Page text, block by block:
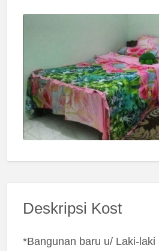
Deskripsi Kost
*Bangunan baru u/ Laki-laki